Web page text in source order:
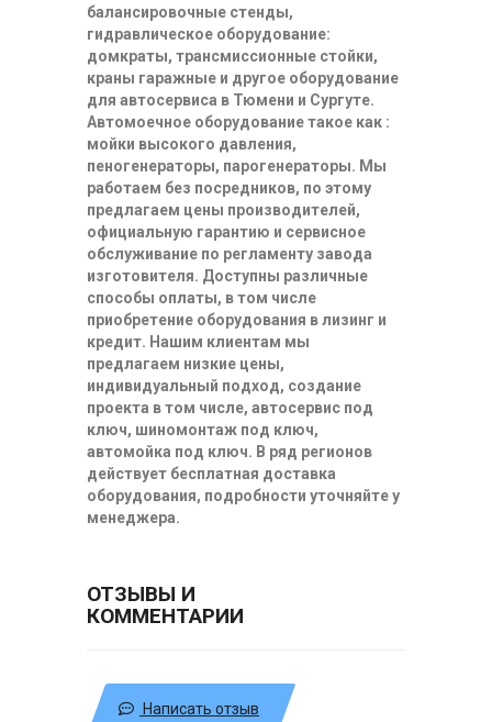
балансировочные стенды,
гидравлическое оборудование:
домкраты, трансмиссионные стойки,
краны гаражные и другое оборудование
для автосервиса в Тюмени и Сургуте.
Автомоечное оборудование такое как :
мойки высокого давления,
пеногенераторы, парогенераторы. Мы
работаем без посредников, по этому
предлагаем цены производителей,
официальную гарантию и сервисное
обслуживание по регламенту завода
изготовителя. Доступны различные
способы оплаты, в том числе
приобретение оборудования в лизинг и
кредит. Нашим клиентам мы
предлагаем низкие цены,
индивидуальный подход, создание
проекта в том числе, автосервис под
ключ, шиномонтаж под ключ,
автомойка под ключ. В ряд регионов
действует бесплатная доставка
оборудования, подробности уточняйте у
менеджера.
ОТЗЫВЫ И
КОММЕНТАРИИ
Написать отзыв